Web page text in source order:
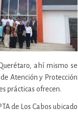
ahí mismo se
Atención y Protección
prácticas ofrecen.
de Los Cabos ubicado